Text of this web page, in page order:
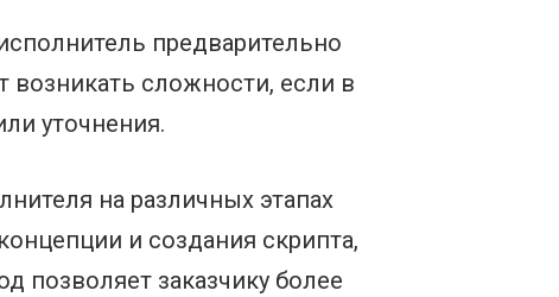
предварительно
возникать сложности, если в
уточнения.
на различных этапах
и создания скрипта,
позволяет заказчику более